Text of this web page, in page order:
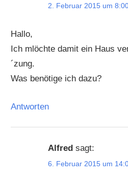
2. Februar 2015 um
Hallo,
Ich mlöchte damit ein Haus
´zung.
Was benötige ich dazu?
Antworten
Alfred sagt:
6. Februar 2015 um